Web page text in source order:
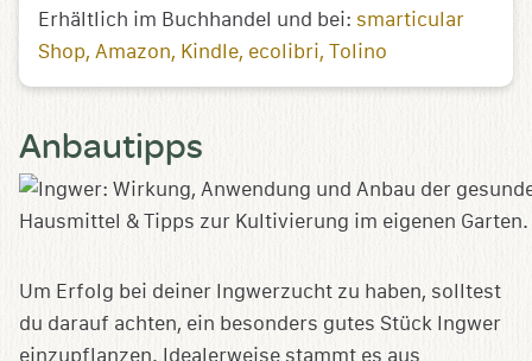
Erhältlich im Buchhandel und bei: smarticular
Shop Amazon Kindle ecolibri Tolino
Anbautipps
Um Erfolg bei deiner Ingwerzucht zu haben, solltest
du darauf achten, ein besonders gutes Stück Ingwer
einzupflanzen. Idealerweise stammt es aus